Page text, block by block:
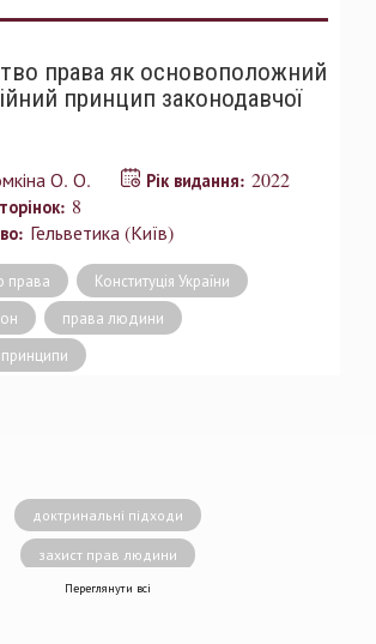
права як основоположний
принцип законодавчої
О. О. Рік видання: 2022
8
Гельветика (Київ)
права
Конституція України
права людини
принципи
доктринальні підходи
захист прав людини
децентралізація влади
Переглянути всі